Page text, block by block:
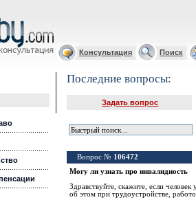
Консультация Поиск
Последние вопросы:
Задать вопрос
Вопрос № 106472
Могу ли узнать про инвалидность
Здравствуйте, скажите, если
об этом при трудоустройстве,